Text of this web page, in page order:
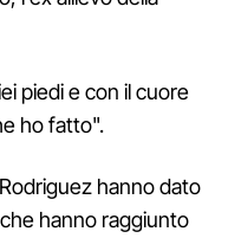
piedi e con il cuore
ho fatto".
hanno dato
hanno raggiunto